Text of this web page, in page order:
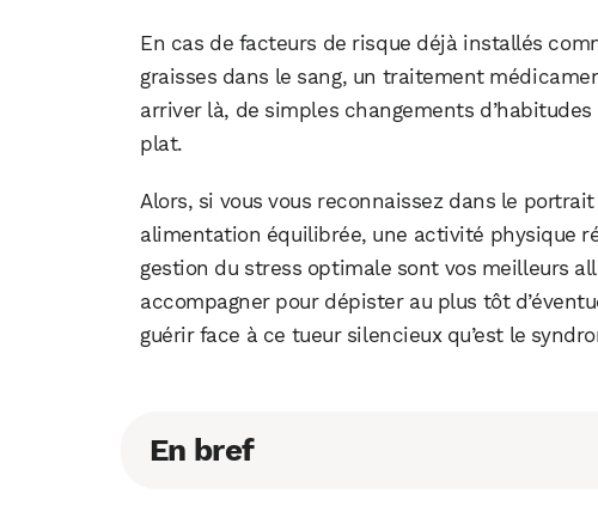
En cas de facteurs de risque déjà installés
graisses dans le sang, un traitement
arriver là, de simples changements
plat.
Alors, si vous vous reconnaissez dans le
alimentation équilibrée, une activité physique
gestion du stress optimale sont vos meilleurs
accompagner pour dépister au plus tôt
guérir face à ce tueur silencieux qu’est le
En bref